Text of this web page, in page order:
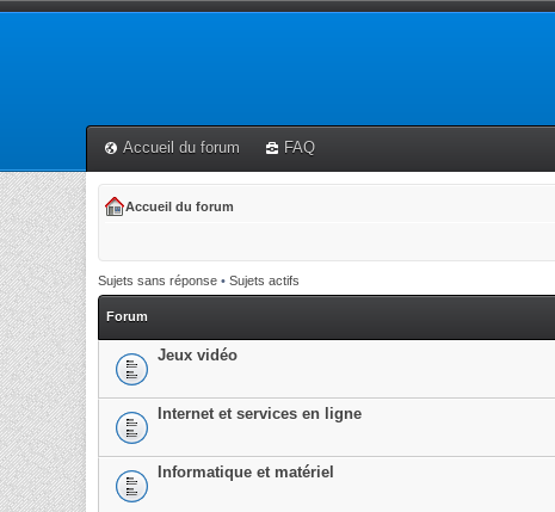
Accueil du forum FAQ
Accueil du forum
Sujets sans réponse • Sujets actifs
Forum
Jeux vidéo
Internet et services en ligne
Informatique et matériel